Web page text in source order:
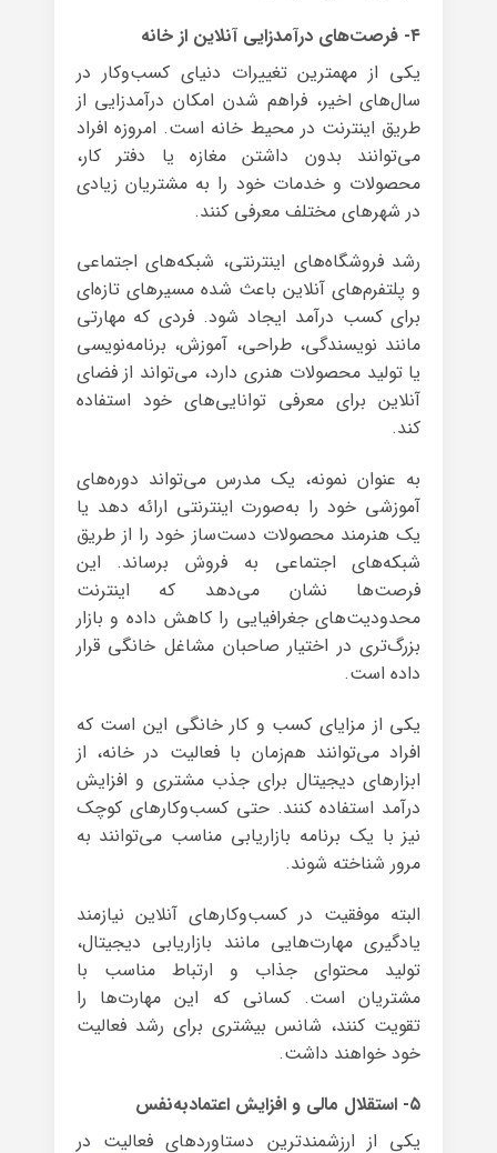
۴- فرصت‌های درآمدزایی آنلاین از خانه
یکی از مهمترین تغییرات دنیای کسب‌وکار در
سال‌های اخیر، فراهم شدن امکان درآمدزایی از
طریق اینترنت در محیط خانه است. امروزه افراد
می‌توانند بدون داشتن مغازه یا دفتر کار،
محصولات و خدمات خود را به مشتریان زیادی
در شهرهای مختلف معرفی کنند.
رشد فروشگاه‌های اینترنتی، شبکه‌های اجتماعی
و پلتفرم‌های آنلاین باعث شده مسیرهای تازه‌ای
برای کسب درآمد ایجاد شود. فردی که مهارتی
مانند نویسندگی، طراحی، آموزش، برنامه‌نویسی
یا تولید محصولات هنری دارد، می‌تواند از فضای
آنلاین برای معرفی توانایی‌های خود استفاده
کند.
به عنوان نمونه، یک مدرس می‌تواند دوره‌های
آموزشی خود را به‌صورت اینترنتی ارائه دهد یا
یک هنرمند محصولات دست‌ساز خود را از طریق
شبکه‌های اجتماعی به فروش برساند. این
فرصت‌ها نشان می‌دهد که اینترنت
محدودیت‌های جغرافیایی را کاهش داده و بازار
بزرگ‌تری در اختیار صاحبان مشاغل خانگی قرار
داده است.
یکی از مزایای کسب و کار خانگی این است که
افراد می‌توانند هم‌زمان با فعالیت در خانه، از
ابزارهای دیجیتال برای جذب مشتری و افزایش
درآمد استفاده کنند. حتی کسب‌وکارهای کوچک
نیز با یک برنامه بازاریابی مناسب می‌توانند به
مرور شناخته شوند.
البته موفقیت در کسب‌وکارهای آنلاین نیازمند
یادگیری مهارت‌هایی مانند بازاریابی دیجیتال،
تولید محتوای جذاب و ارتباط مناسب با
مشتریان است. کسانی که این مهارت‌ها را
تقویت کنند، شانس بیشتری برای رشد فعالیت
خود خواهند داشت.
۵- استقلال مالی و افزایش اعتمادبه‌نفس
یکی از ارزشمندترین دستاوردهای فعالیت در